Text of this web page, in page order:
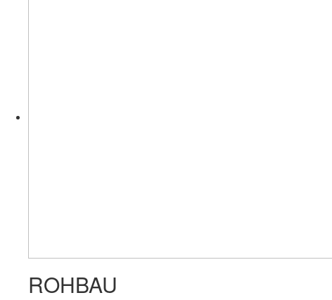
ROHBAU